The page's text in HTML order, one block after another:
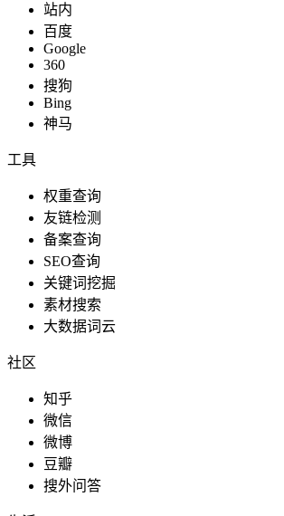
站内
百度
Google
360
搜狗
Bing
神马
工具
权重查询
友链检测
备案查询
SEO查询
关键词挖掘
素材搜索
大数据词云
社区
知乎
微信
微博
豆瓣
搜外问答